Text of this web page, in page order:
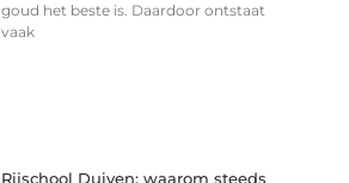
goud het beste is. Daardoor ontstaat
vaak
Rijschool Duiven: waarom steeds